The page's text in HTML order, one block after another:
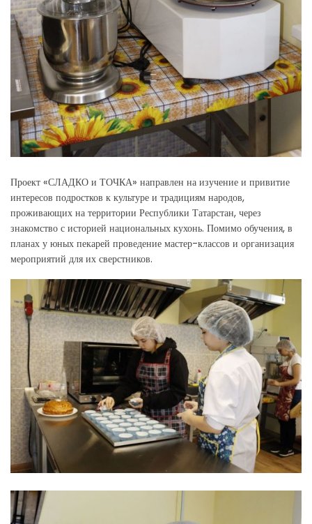
Проект «СЛАДКО и ТОЧКА» направлен на изучение и привитие
интересов подростков к культуре и традициям народов,
проживающих на территории Республики Татарстан, через
знакомство с историей национальных кухонь. Помимо обучения, в
планах у юных пекарей проведение мастер-классов и организация
мероприятий для их сверстников.